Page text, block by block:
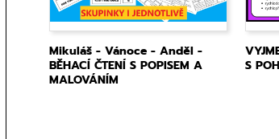
Mikuláš - Vánoce - Anděl -
BĚHACÍ ČTENÍ S POPISEM A
MALOVÁNÍM
S